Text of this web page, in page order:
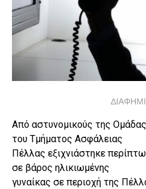
Από αστυνομικούς της
του Τμήματος Ασφάλειας
Πέλλας εξιχνιάστηκε
σε βάρος ηλικιωμένης
γυναίκας σε περιοχή της